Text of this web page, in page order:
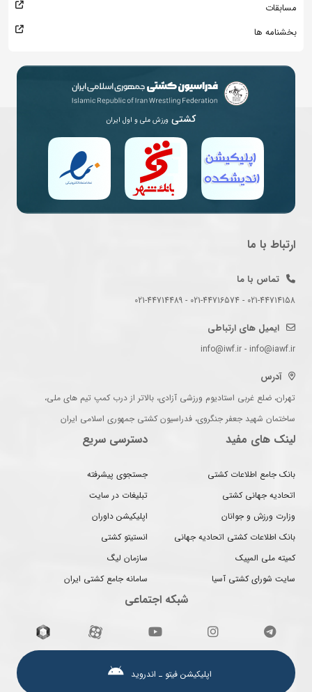
مسابقات
بخشنامه ها
کشتی ورزش ملی و اول ایران
ارتباط با ما
تماس با ما
021-44714158 - 021-44716574 - 021-44714489
ایمیل های ارتباطی
info@iwf.ir - info@iawf.ir
آدرس
تهران، ضلع غربی استادیوم ورزشی آزادی، بالاتر از درب کمپ تیم های ملی،
ساختمان شهید جعفر جنگروی، فدراسیون کشتی جمهوری اسلامی ایران
لینک های مفید
بانک جامع اطلاعات کشتی
اتحادیه جهانی کشتی
وزارت ورزش و جوانان
بانک اطلاعات کشتی اتحادیه جهانی
کمیته ملی المپیک
سایت شورای کشتی آسیا
دسترسی سریع
جستجوی پیشرفته
تبلیغات در سایت
اپلیکیشن داوران
انستیتو کشتی
سازمان لیگ
سامانه جامع کشتی ایران
شبکه اجتماعی
اپلیکیشن فیتو ـ اندروید